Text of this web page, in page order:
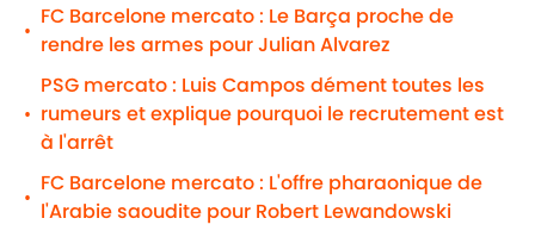
•
FC Barcelone mercato : Le Barça proche de
rendre les armes pour Julian Alvarez
•
PSG mercato : Luis Campos dément toutes les
rumeurs et explique pourquoi le recrutement est
à l'arrêt
•
FC Barcelone mercato : L'offre pharaonique de
l'Arabie saoudite pour Robert Lewandowski